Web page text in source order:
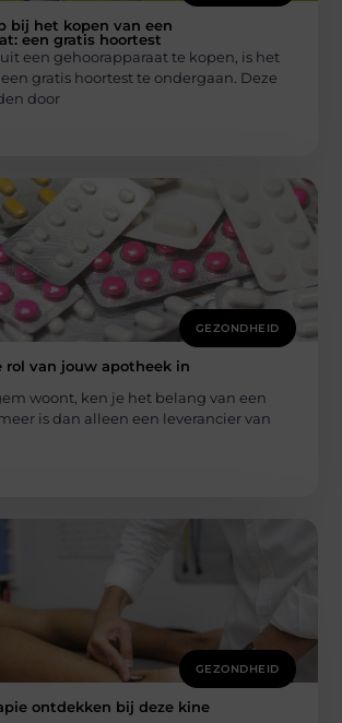
bij het kopen van een
een gratis hoortest
een gehoorapparaat te kopen, is het
gratis hoortest te ondergaan. Deze
door
GEZONDHEID
rol van jouw apotheek in
woont, ken je het belang van een
is dan alleen een leverancier van
GEZONDHEID
ontdekken bij deze kine